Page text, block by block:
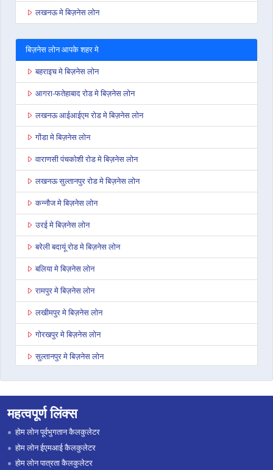
लखनऊ मे बिज़नेस लोन
बिज़नेस लोन आपके शहर मे
बहराइच मे बिज़नेस लोन
आगरा-फतेहाबाद रोड मे बिज़नेस लोन
लखनऊ आईआईएम रोड मे बिज़नेस लोन
गोंडा मे बिज़नेस लोन
वाराणसी पंचकोशी रोड मे बिज़नेस लोन
लखनऊ सुल्तानपुर रोड मे बिज़नेस लोन
कन्नौज मे बिज़नेस लोन
उरई मे बिज़नेस लोन
बरेली बदायूं रोड मे बिज़नेस लोन
बलिया मे बिज़नेस लोन
रामपुर मे बिज़नेस लोन
लखीमपुर मे बिज़नेस लोन
गोरखपुर मे बिज़नेस लोन
सुल्तानपुर मे बिज़नेस लोन
जौनपुर मे बिज़नेस लोन
औरैया मे बिज़नेस लोन
बिजनौर मे बिज़नेस लोन
महत्वपूर्ण लिंक्स
होम लोन पूर्वभुगतान कैलकुलेटर
होम लोन ईएमआई कैलकुलेटर
होम लोन पात्रता कैलकुलेटर